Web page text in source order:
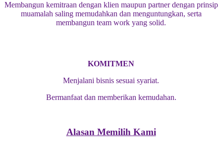
Membangun kemitraan dengan klien maupun partner dengan prinsip
muamalah saling memudahkan dan menguntungkan, serta
membangun team work yang solid.
KOMITMEN
Menjalani bisnis sesuai syariat.
Bermanfaat dan memberikan kemudahan.
Alasan Memilih Kami